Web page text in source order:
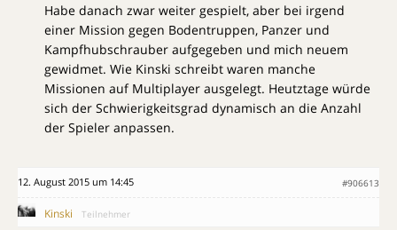
Habe danach zwar weiter gespielt, aber bei irgend
einer Mission gegen Bodentruppen, Panzer und
Kampfhubschrauber aufgegeben und mich neuem
gewidmet. Wie Kinski schreibt waren manche
Missionen auf Multiplayer ausgelegt. Heutztage würde
sich der Schwierigkeitsgrad dynamisch an die Anzahl
der Spieler anpassen.
12. August 2015 um 14:45 #906613
Kinski Teilnehmer